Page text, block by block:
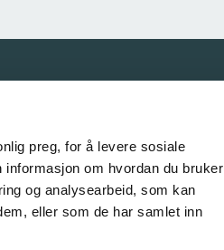
preg, for å levere sosiale
om hvordan du bruker
og analysearbeid, som kan
eller som de har samlet inn